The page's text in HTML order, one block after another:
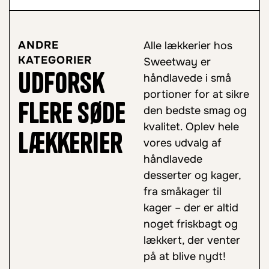
ANDRE
KATEGORIER
Udforsk
flere søde
lækkerier
Alle lækkerier hos
Sweetway er
håndlavede i små
portioner for at sikre
den bedste smag og
kvalitet. Oplev hele
vores udvalg af
håndlavede
desserter og kager,
fra småkager til
kager – der er altid
noget friskbagt og
lækkert, der venter
på at blive nydt!